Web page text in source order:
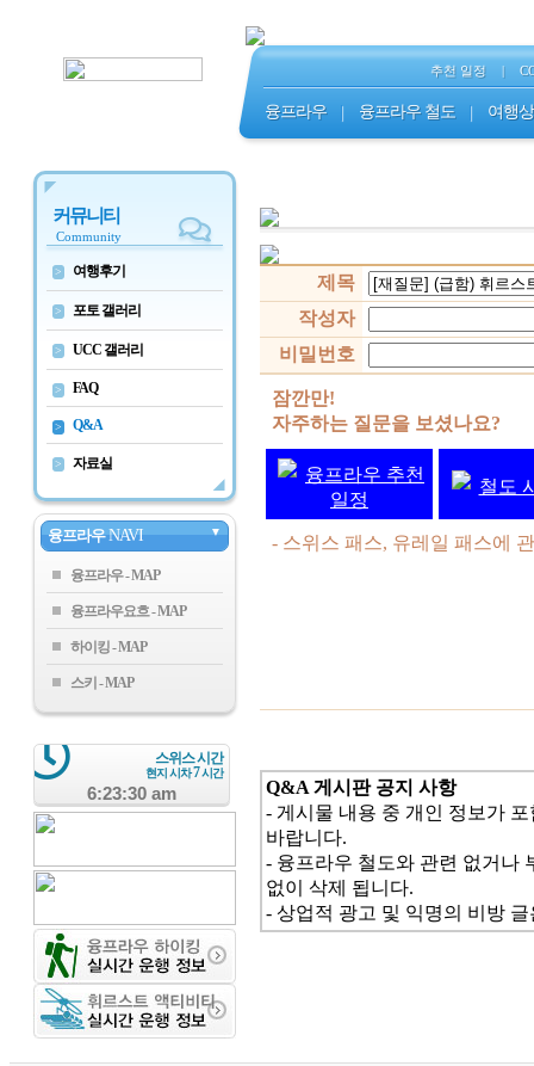
추천 일정 |
융프라우 | 융프라우 철도 | 여행
커뮤니티
Community
> 여행후기
> 포토 갤러리
> UCC 갤러리
> FAQ
> Q&A
> 자료실
융프라우 NAVI ▼
융프라우
융프라우요흐
하이킹
스키
스위스 시간
현지 시차7시간
6:23:30 am
제목
작성자
비밀번호
잠깐만!
자주하는 질문을 보셨나요?
융프라우 추천
일정
철도
- 스위스 패스, 유레일 패스에
Q&A 게시판 공지 사항
- 게시물 내용 중 개인 정보가
바랍니다.
- 융프라우 철도와 관련 없거나
없이 삭제 됩니다.
- 상업적 광고 및 익명의 비방